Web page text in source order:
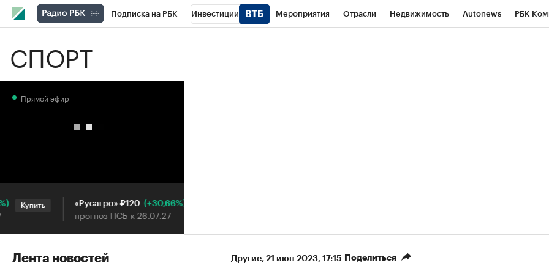
Подписка на РБК Инвестиции Мероприятия Отрасли Недвижимость Autonews РБК
СПОРТ
Другие⁠, 21 июн 2023, 17:15 Поделиться
Прямой эфир
Купить «Русагро» ₽120 (+30,66%)
прогноз ПСБ к 26.07.27
Лента новостей